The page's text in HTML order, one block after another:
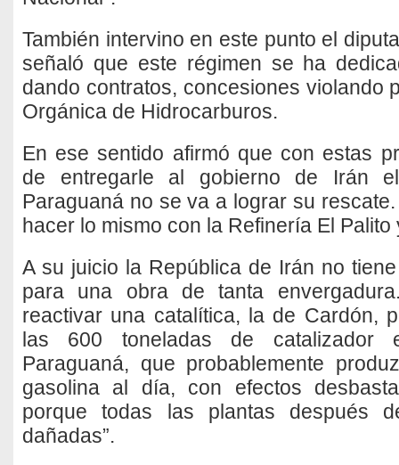
También intervino en este punto el
señaló que este régimen se ha
dando contratos, concesiones violando
Orgánica de Hidrocarburos.
En ese sentido afirmó que con estas
de entregarle al gobierno de Irán
Paraguaná no se va a lograr su
hacer lo mismo con la Refinería El Palito
A su juicio la República de Irán no
para una obra de tanta
reactivar una catalítica, la de Cardón,
las 600 toneladas de catalizador
Paraguaná, que probablemente
gasolina al día, con efectos
porque todas las plantas después
dañadas”.